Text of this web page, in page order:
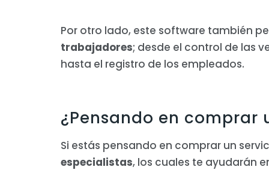
Por otro lado, este software también
trabajadores; desde el control de las
hasta el registro de los empleados.
¿Pensando en comprar
Si estás pensando en comprar un
especialistas, los cuales te ayudarán